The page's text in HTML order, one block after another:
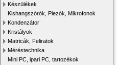
Készülékek
Kishangszórók, Piezók, Mikrofonok
Kondenzátor
Kristályok
Matricák, Feliratok
Méréstechnika
Mini PC, ipari PC, tartozékok